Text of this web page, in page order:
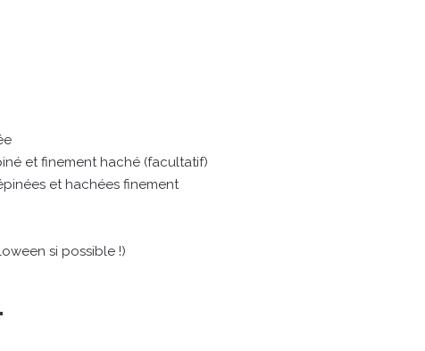
et finement haché (facultatif)
et hachées finement
si possible !)